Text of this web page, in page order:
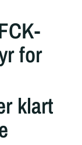
for
klart